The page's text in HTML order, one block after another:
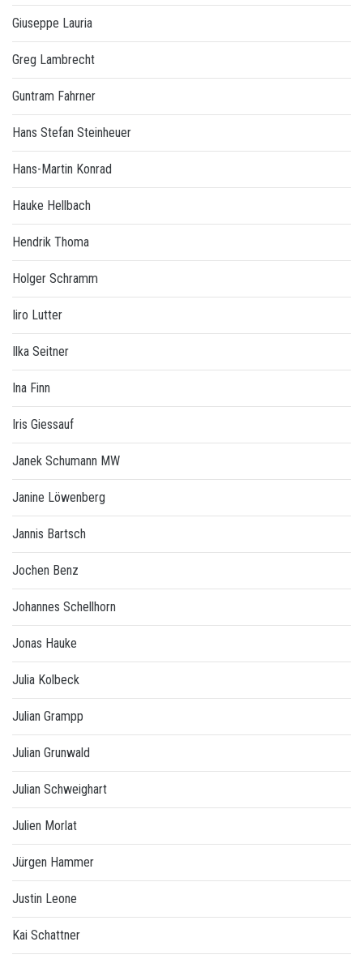
Giuseppe Lauria
Greg Lambrecht
Guntram Fahrner
Hans Stefan Steinheuer
Hans-Martin Konrad
Hauke Hellbach
Hendrik Thoma
Holger Schramm
Iiro Lutter
Ilka Seitner
Ina Finn
Iris Giessauf
Janek Schumann MW
Janine Löwenberg
Jannis Bartsch
Jochen Benz
Johannes Schellhorn
Jonas Hauke
Julia Kolbeck
Julian Grampp
Julian Grunwald
Julian Schweighart
Julien Morlat
Jürgen Hammer
Justin Leone
Kai Schattner